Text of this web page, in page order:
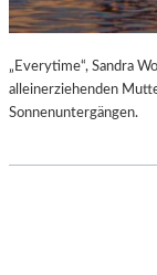
„Everytime“, Sandra
alleinerziehenden
Sonnenuntergängen.